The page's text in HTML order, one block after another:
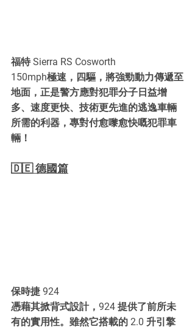
福特 Sierra RS Cosworth
150mph極速，四驅，將強勁動力傳遞至
地面，正是警方應對犯罪分子日益增
多、速度更快、技術更先進的逃逸車輛
所需的利器，專對付愈嚟愈快嘅犯罪車
輛！
🇩🇪 德國篇
保時捷 924
憑藉其掀背式設計，924 提供了前所未
有的實用性。雖然它搭載的 2.0 升引擎